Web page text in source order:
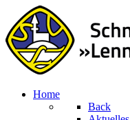
Home
Back